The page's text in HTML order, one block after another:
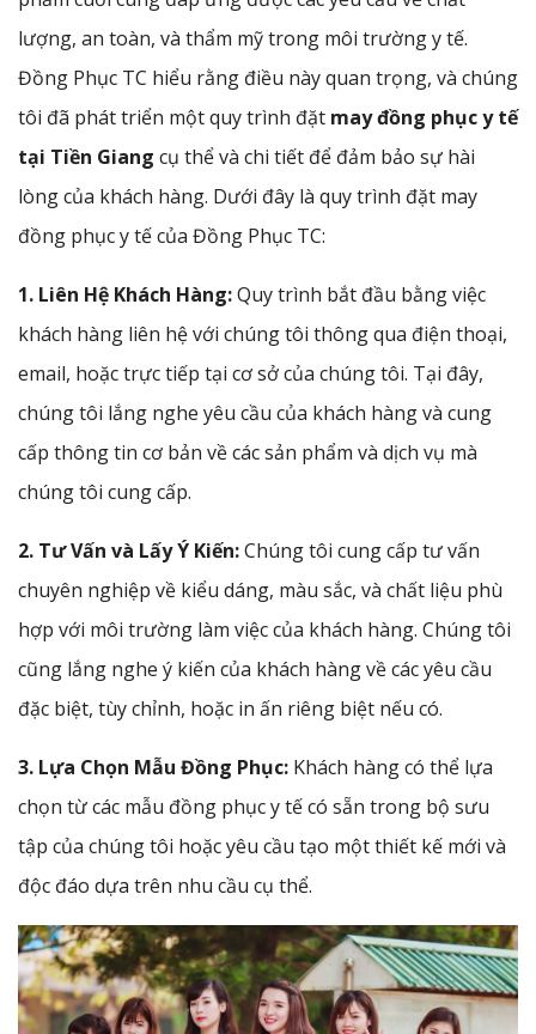
lượng, an toàn, và thẩm mỹ trong môi trường y tế.
Đồng Phục TC hiểu rằng điều này quan trọng, và chúng
tôi đã phát triển một quy trình đặt may đồng phục y tế
tại Tiền Giang cụ thể và chi tiết để đảm bảo sự hài
lòng của khách hàng. Dưới đây là quy trình đặt may
đồng phục y tế của Đồng Phục TC:
1. Liên Hệ Khách Hàng:Quy trình bắt đầu bằng việc
khách hàng liên hệ với chúng tôi thông qua điện thoại,
email, hoặc trực tiếp tại cơ sở của chúng tôi. Tại đây,
chúng tôi lắng nghe yêu cầu của khách hàng và cung
cấp thông tin cơ bản về các sản phẩm và dịch vụ mà
chúng tôi cung cấp.
2. Tư Vấn và Lấy Ý Kiến:Chúng tôi cung cấp tư vấn
chuyên nghiệp về kiểu dáng, màu sắc, và chất liệu phù
hợp với môi trường làm việc của khách hàng. Chúng tôi
cũng lắng nghe ý kiến của khách hàng về các yêu cầu
đặc biệt, tùy chỉnh, hoặc in ấn riêng biệt nếu có.
3. Lựa Chọn Mẫu Đồng Phục: Khách hàng có thể lựa
chọn từ các mẫu đồng phục y tế có sẵn trong bộ sưu
tập của chúng tôi hoặc yêu cầu tạo một thiết kế mới và
độc đáo dựa trên nhu cầu cụ thể.